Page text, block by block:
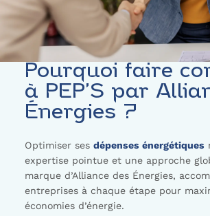
Pourquoi faire
à PEP’S par
Énergies ?
Optimiser ses dépenses énergétiques
expertise pointue et une approche
marque d’Alliance des Énergies,
entreprises à chaque étape pour
économies d’énergie.